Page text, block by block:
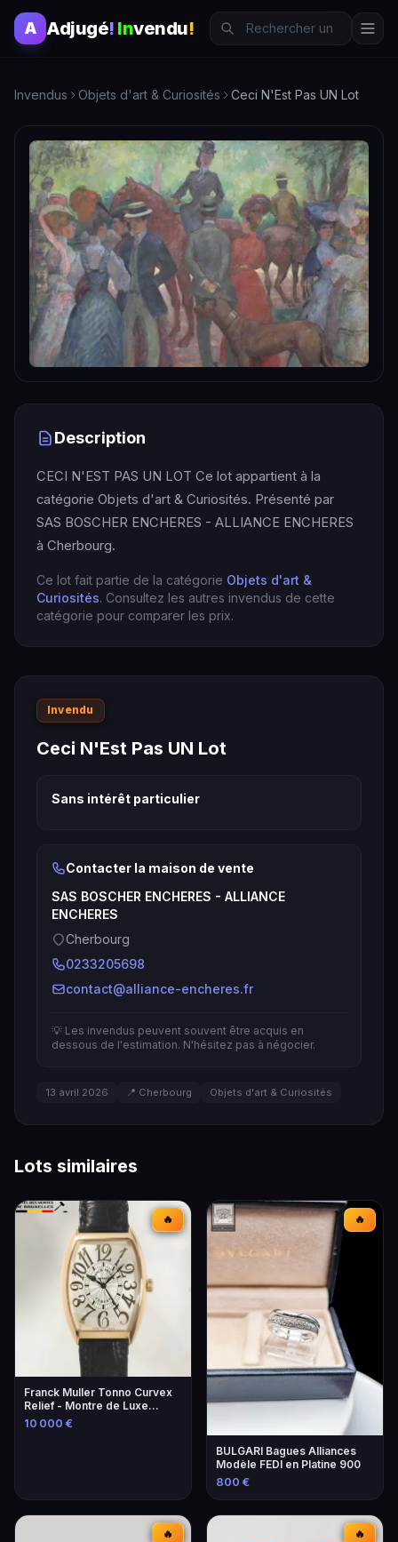
A Adjugé! Invendu!
Invendus Objets d'art & Curiosités Ceci N'Est Pas UN Lot
Description
CECI N'EST PAS UN LOT Ce lot appartient à la
catégorie Objets d'art & Curiosités. Présenté par
SAS BOSCHER ENCHERES - ALLIANCE ENCHERES
à Cherbourg.
Ce lot fait partie de la catégorie Objets d'art &
Curiosités. Consultez les autres invendus de cette
catégorie pour comparer les prix.
Invendu
Ceci N'Est Pas UN Lot
Sans intérêt particulier
Contacter la maison de vente
SAS BOSCHER ENCHERES - ALLIANCE
ENCHERES
Cherbourg
0233205698
contact@alliance-encheres.fr
💡 Les invendus peuvent souvent être acquis en
dessous de l'estimation. N'hésitez pas à négocier.
13 avril 2026 📍 Cherbourg Objets d'art & Curiosités
Lots similaires
🔥
Franck Muller Tonno Curvex
Relief - Montre de Luxe
Unique
10 000 €
🔥
BULGARI Bagues Alliances
Modèle FEDI en Platine 900
800 €
🔥 🔥